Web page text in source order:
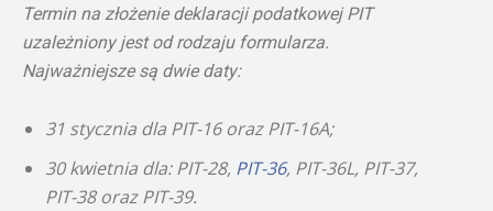
Termin na złożenie deklaracji podatkowej PIT
uzależniony jest od rodzaju formularza.
Najważniejsze są dwie daty:
31 stycznia dla PIT-16 oraz PIT-16A;
30 kwietnia dla: PIT-28, PIT-36, PIT-36L, PIT-37,
PIT-38 oraz PIT-39.